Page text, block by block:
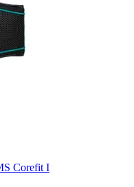
Corefit I